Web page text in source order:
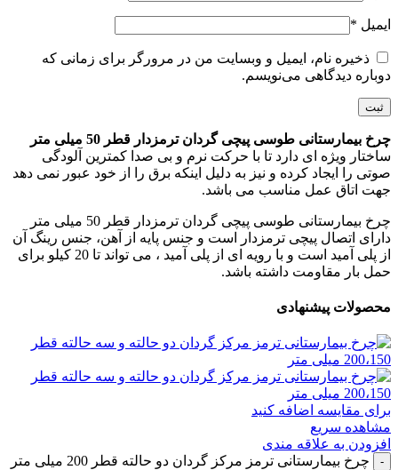
ایمیل *
ذخیره نام، ایمیل و وبسایت من در مرورگر برای زمانی که
دوباره دیدگاهی می‌نویسم.
چرخ بیمارستانی طوسی پیچی گردان ترمزدار قطر 50 میلی متر
ساختار ویژه ای دارد تا با حرکت نرم و بی صدا کمترین آلودگی
صوتی را ایجاد کرده و نیز به دلیل اینکه برق را از خود عبور نمی دهد
جهت اتاق عمل مناسب می باشد.
چرخ بیمارستانی طوسی پیچی گردان ترمزدار قطر 50 میلی متر
دارای اتصال پیچی ترمزدار است و جنس پایه از آهن، جنس رینگ آن
از پلی آمید است و با رویه ای از پلی آمید ، می تواند تا 20 کیلو برای
حمل بار مقاومت داشته باشد.
محصولات پیشنهادی
برای مقایسه اضافه کنید
مشاهده سریع
افزودن به علاقه مندی
چرخ بیمارستانی ترمز مرکز گردان دو حالته قطر 200 میلی متر